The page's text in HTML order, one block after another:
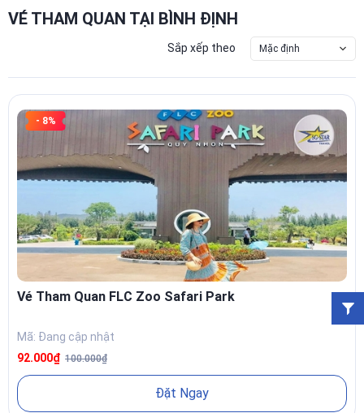
VÉ THAM QUAN TẠI BÌNH ĐỊNH
Sắp xếp theo Mặc định
- 8%
Vé Tham Quan FLC Zoo Safari Park
Mã: Đang cập nhật
92.000₫ 100.000₫
Đặt Ngay